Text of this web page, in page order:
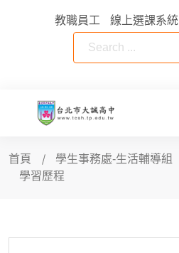
教職員工 線上選課系統
首頁 學生事務處-生活輔導組
學習歷程